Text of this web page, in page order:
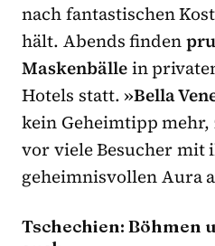
nach fantastischen
hält. Abends finden
Maskenbällein
Hotels statt. »Bella
kein Geheimtipp
vor viele Besucher mit
geheimnisvollen Aura
Tschechien: Böhmen